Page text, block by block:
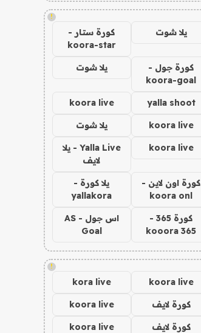
!
يلا شوت
كورة ستار -
koora-star
كورة جول -
koora-goal
يلا شوت
yalla shoot
koora live
koora live يلا شوت
koora live
Yalla Live - يلا
لايف
كورة اون لاين -
koora onl
يلا كورة -
yallakora
كورة 365 -
kooora 365
اس جول - AS
Goal
!
koora live
kora live
كورة لايف koora live
كورة لايف koora live